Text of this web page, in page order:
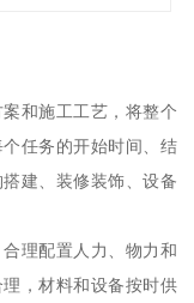
和施工工艺，将整个
任务的开始时间、结
建、装修装饰、设备
理配置人力、物力和
，材料和设备按时供